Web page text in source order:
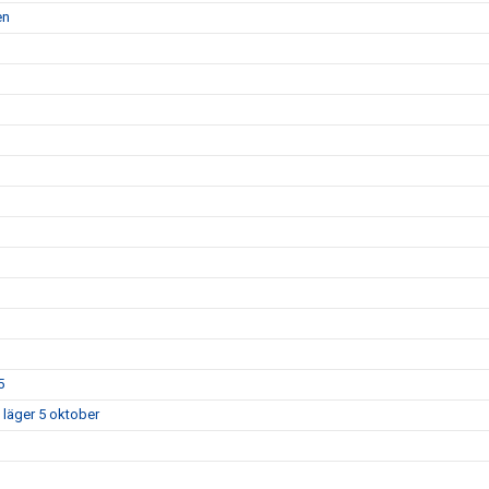
läger 5 oktober